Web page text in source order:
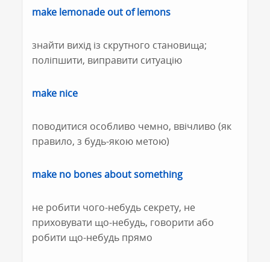
make lemonade out of lemons
знайти вихід із скрутного становища;
поліпшити, виправити ситуацію
make nice
поводитися особливо чемно, ввічливо (як
правило, з будь-якою метою)
make no bones about something
не робити чого-небудь секрету, не
приховувати що-небудь, говорити або
робити що-небудь прямо